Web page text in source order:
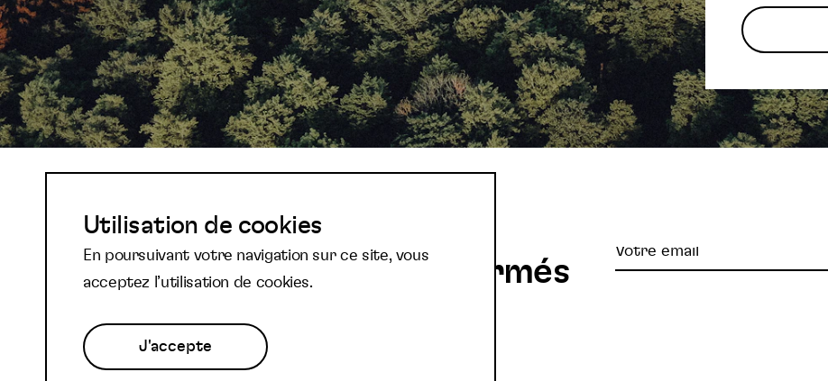
Abonnez-vous à notre
newsletter et restez informés
Votre
Utilisation de cookies
En poursuivant votre navigation sur ce site, vous
acceptez l’utilisation de cookies.
J'accepte